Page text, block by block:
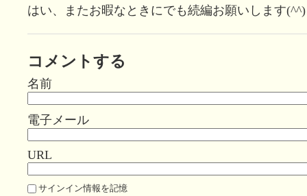
はい、またお暇なときにでも続編お願いします(^^)
コメントする
名前
電子メール
URL
サインイン情報を記憶